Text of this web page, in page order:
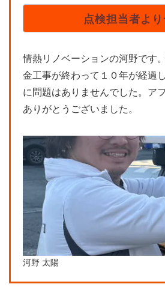
点検担当者よ
情熱リノベーションの河野です
金工事が終わって１０年が経過
に問題はありませんでした。ア
ありがとうございました。
河野 太陽